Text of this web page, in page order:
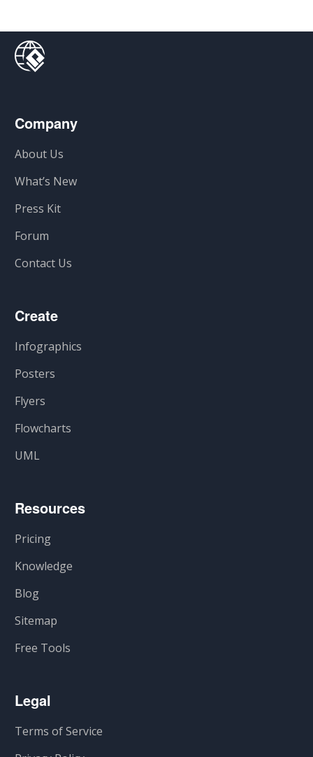
Company
About Us
What’s New
Press Kit
Forum
Contact Us
Create
Infographics
Posters
Flyers
Flowcharts
UML
Resources
Pricing
Knowledge
Blog
Sitemap
Free Tools
Legal
Terms of Service